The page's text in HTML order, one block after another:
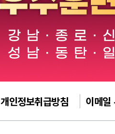
개인정보취급방침 이메일